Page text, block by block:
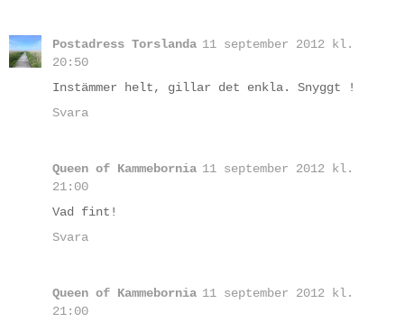
Postadress Torslanda 11 september 2012 kl.
20:50
Instämmer helt, gillar det enkla. Snyggt !
Svara
Queen of Kammebornia 11 september 2012 kl.
21:00
Vad fint!
Svara
Queen of Kammebornia 11 september 2012 kl.
21:00